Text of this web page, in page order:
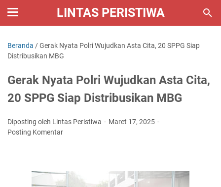
LINTAS PERISTIWA
Beranda /Gerak Nyata Polri Wujudkan Asta Cita, 20 SPPG Siap
Distribusikan MBG
Gerak Nyata Polri Wujudkan Asta Cita,
20 SPPG Siap Distribusikan MBG
Diposting oleh Lintas Peristiwa
Maret 17, 2025
Posting Komentar